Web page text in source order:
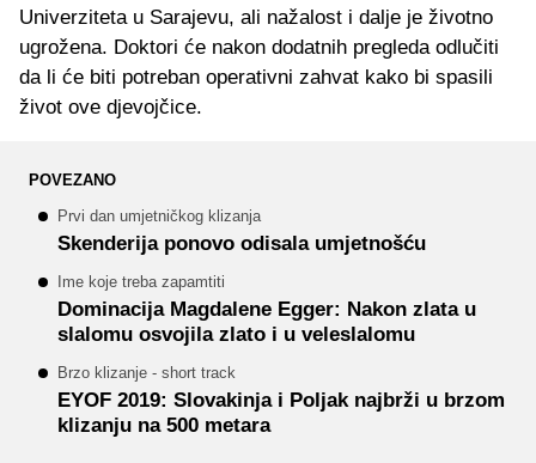
Univerziteta u Sarajevu, ali nažalost i dalje je životno
ugrožena. Doktori će nakon dodatnih pregleda odlučiti
da li će biti potreban operativni zahvat kako bi spasili
život ove djevojčice.
POVEZANO
Prvi dan umjetničkog klizanja
Skenderija ponovo odisala umjetnošću
Ime koje treba zapamtiti
Dominacija Magdalene Egger: Nakon zlata u
slalomu osvojila zlato i u veleslalomu
Brzo klizanje - short track
EYOF 2019: Slovakinja i Poljak najbrži u brzom
klizanju na 500 metara